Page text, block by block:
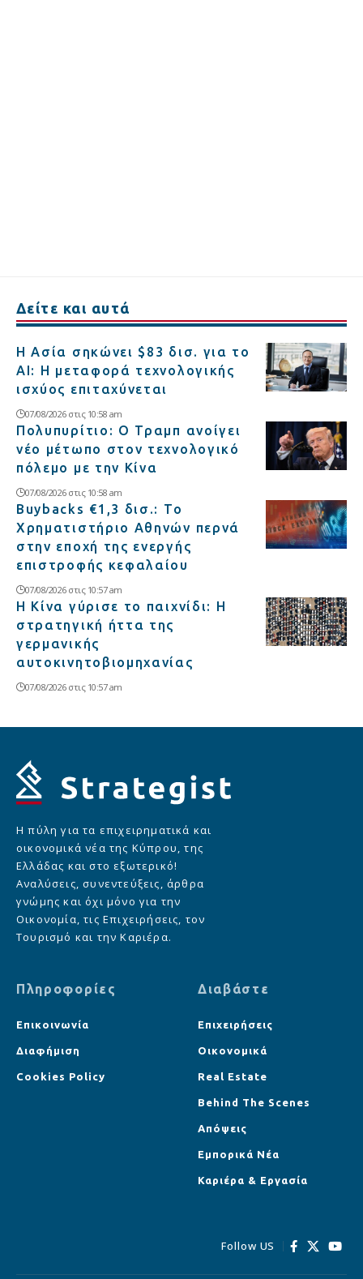
Δείτε και αυτά
Η Ασία σηκώνει $83 δισ. για το
AI: Η μεταφορά τεχνολογικής
ισχύος επιταχύνεται
07/08/2026 στις 10:58 am
Πολυπυρίτιο: Ο Τραμπ ανοίγει
νέο μέτωπο στον τεχνολογικό
πόλεμο με την Κίνα
07/08/2026 στις 10:58 am
Buybacks €1,3 δισ.: Το
Χρηματιστήριο Αθηνών περνά
στην εποχή της ενεργής
επιστροφής κεφαλαίου
07/08/2026 στις 10:57 am
Η Κίνα γύρισε το παιχνίδι: Η
στρατηγική ήττα της
γερμανικής
αυτοκινητοβιομηχανίας
07/08/2026 στις 10:57 am
Η πύλη για τα επιχειρηματικά και
οικονομικά νέα της Κύπρου, της
Ελλάδας και στο εξωτερικό!
Αναλύσεις, συνεντεύξεις, άρθρα
γνώμης και όχι μόνο για την
Οικονομία, τις Επιχειρήσεις, τον
Τουρισμό και την Καριέρα.
Πληροφορίες
Επικοινωνία
Διαφήμιση
Cookies Policy
Διαβάστε
Επιχειρήσεις
Οικονομικά
Real Estate
Behind The Scenes
Απόψεις
Εμπορικά Νέα
Καριέρα & Εργασία
Follow US